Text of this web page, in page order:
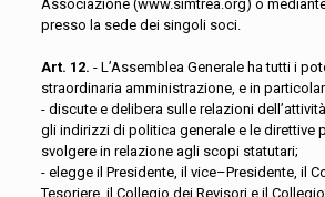
Associazione (www.simtrea.org) o
presso la sede dei singoli soci.
Art. 12.- L’Assemblea Generale ha tutti i
straordinaria amministrazione, e in
- discute e delibera sulle relazioni
gli indirizzi di politica generale e le direttive
svolgere in relazione agli scopi statutari;
- elegge il Presidente, il vice–Presidente, il
Tesoriere, il Collegio dei Revisori e il